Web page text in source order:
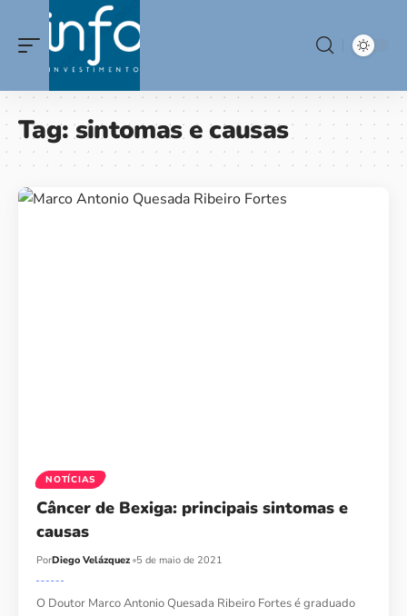
Tag:sintomas e causas
NOTÍCIAS
Câncer de Bexiga: principais sintomas e
causas
PorDiego Velázquez 5 de maio de 2021
O Doutor Marco Antonio Quesada Ribeiro Fortes é graduado